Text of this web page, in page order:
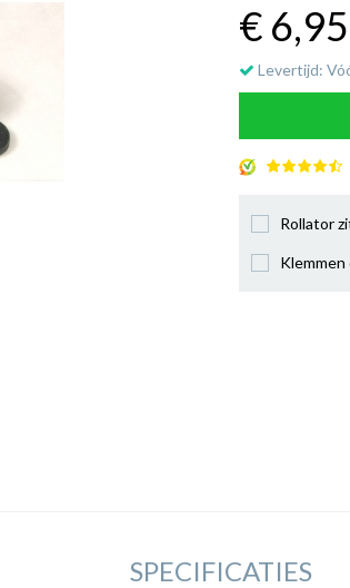
€ 6,95
Levertijd:
Rollator
SPECIFICATIES